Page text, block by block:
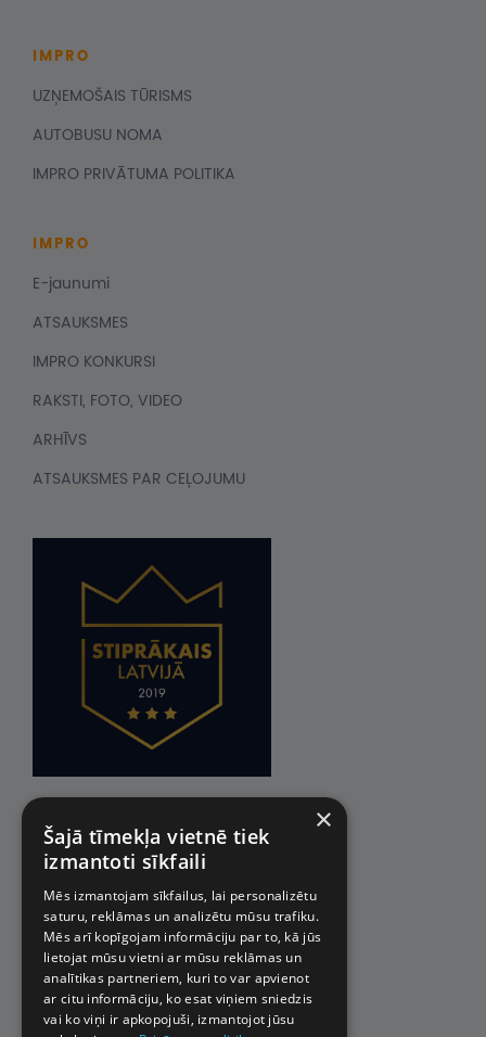
IMPRO
UZŅEMOŠAIS TŪRISMS
AUTOBUSU NOMA
IMPRO PRIVĀTUMA POLITIKA
IMPRO
E-jaunumi
ATSAUKSMES
IMPRO KONKURSI
RAKSTI, FOTO, VIDEO
ARHĪVS
ATSAUKSMES PAR CEĻOJUMU
×
Šajā tīmekļa vietnē tiek
izmantoti sīkfaili
Mēs izmantojam sīkfailus, lai personalizētu
saturu, reklāmas un analizētu mūsu trafiku.
Mēs arī kopīgojam informāciju par to, kā jūs
lietojat mūsu vietni ar mūsu reklāmas un
analītikas partneriem, kuri to var apvienot
ar citu informāciju, ko esat viņiem sniedzis
vai ko viņi ir apkopojuši, izmantojot jūsu